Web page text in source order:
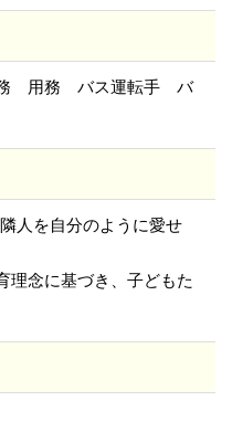
用務 バス運転手 バ
人を自分のように愛せ
念に基づき、子どもた